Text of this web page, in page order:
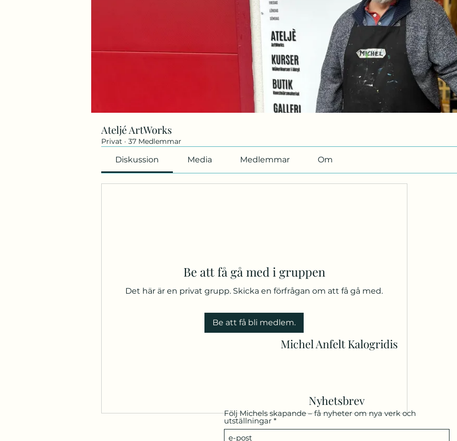
Ateljé ArtWorks
Privat · 37 Medlemmar
Diskussion Media Medlemmar Om
Be att få gå med i gruppen
Det här är en privat grupp. Skicka en förfrågan om att få gå med.
Be att få bli medlem.
Michel Anfelt Kalogridis
Nyhetsbrev
Följ Michels skapande – få nyheter om nya verk och
utställningar